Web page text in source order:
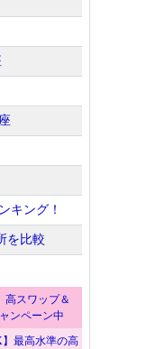
キング！
を比較
高スワップ＆
ンペーン中
】最高水準の高